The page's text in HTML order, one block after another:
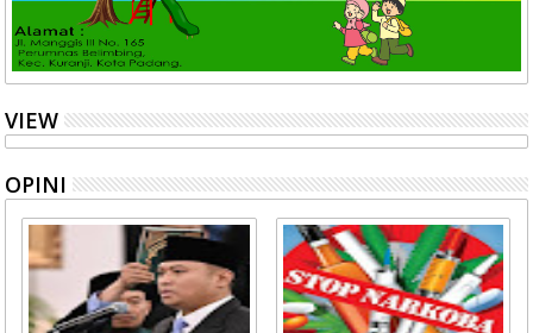
VIEW
OPINI